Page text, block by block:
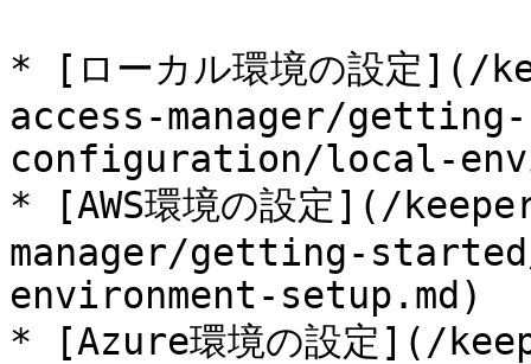
* [ローカル環境の設定
access-manager/
configuration/local-
* [AWS環境の設定](/
manager/getting-
environment-setup.md)
* [Azure環境の設定](/